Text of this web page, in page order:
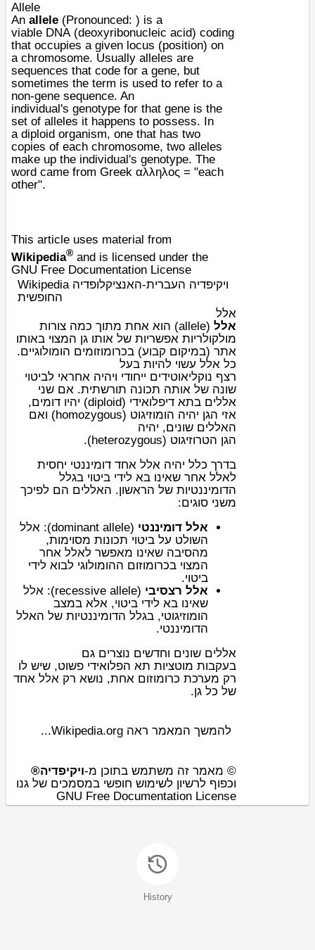
Allele
An allele (Pronounced: ) is a
viable DNA(deoxyribonucleic acid) coding
that occupies a given locus (position) on
a chromosome. Usually alleles are
sequences that code for a gene, but
sometimes the term is used to refer to a
non-gene sequence. An
individual's genotype for that gene is the
set of alleles it happens to possess. In
a diploid organism, one that has two
copies of each chromosome, two alleles
make up the individual's genotype. The
word came from Greek αλληλος = "each
other".
This article uses material from
Wikipedia® and is licensed under the
GNU Free Documentation License
Wikipedia ויקיפדיה העברית-האנציקלופדיה
החופשית
אלל
אלל
(allele) הוא אחת מתוך כמה צורות
מולקולריות אפשריות של אותו גן המצוי באותו
אתר (במיקום קבוע) בכרומוזומים הומולוגיים.
כל אלל עשוי להיות בעל
רצף נוקליאוטידים ייחודי ויהיה אחראי לביטוי
שונה של אותה תכונה תורשתית. אם שני
אללים בתא דיפלואידי
(diploid) יהיו דומים,
אזי הגן יהיה הומוזיגוט
(homozygous) ואם
האללים שונים, יהיה
הגן הטרוזיגוט (heterozygous).
בדרך כלל יהיה אלל אחד דומיננטי יחסית
לאלל אחר שאינו בא לידי ביטוי בגלל
הדומיננטיות של הראשון. האללים הם לפיכך
משני סוגים:
אלל דומיננטי
(dominant allele): אלל
השולט על ביטוי תכונות מסוימות,
מהסיבה שאינו מאפשר לאלל אחר
המצוי בכרומוזום ההומולוגי לבוא לידי
ביטוי.
אלל רצסיבי
(recessive allele): אלל
שאינו בא לידי ביטוי, אלא במצב
הומוזיגוטי, בגלל הדומיננטיות של האלל
הדומיננטי.
אללים שונים וחדשים נוצרים גם
בעקבות מוטציות תא הפלואידי פשוט, שיש לו
רק מערכת כרומוזום אחת, נושא רק אלל אחד
של כל גן.
להמשך המאמר ראה Wikipedia.org...
© מאמר זה משתמש בתוכן מ-ויקיפדיה®
וכפוף לרשיון לשימוש חופשי במסמכים של גנו
GNU Free Documentation License
History